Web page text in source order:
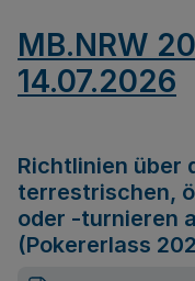
MB.NRW
14.07.2026
Richtlinien über
terrestrischen,
oder -turnieren
(Pokererlass